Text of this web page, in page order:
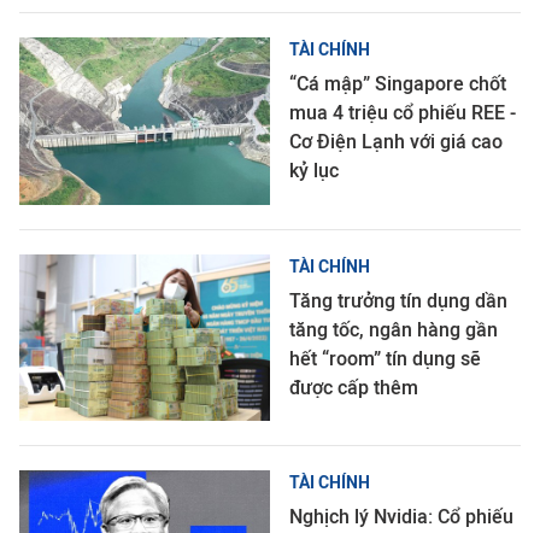
TÀI CHÍNH
“Cá mập” Singapore chốt
mua 4 triệu cổ phiếu REE -
Cơ Điện Lạnh với giá cao
kỷ lục
TÀI CHÍNH
Tăng trưởng tín dụng dần
tăng tốc, ngân hàng gần
hết “room” tín dụng sẽ
được cấp thêm
TÀI CHÍNH
Nghịch lý Nvidia: Cổ phiếu